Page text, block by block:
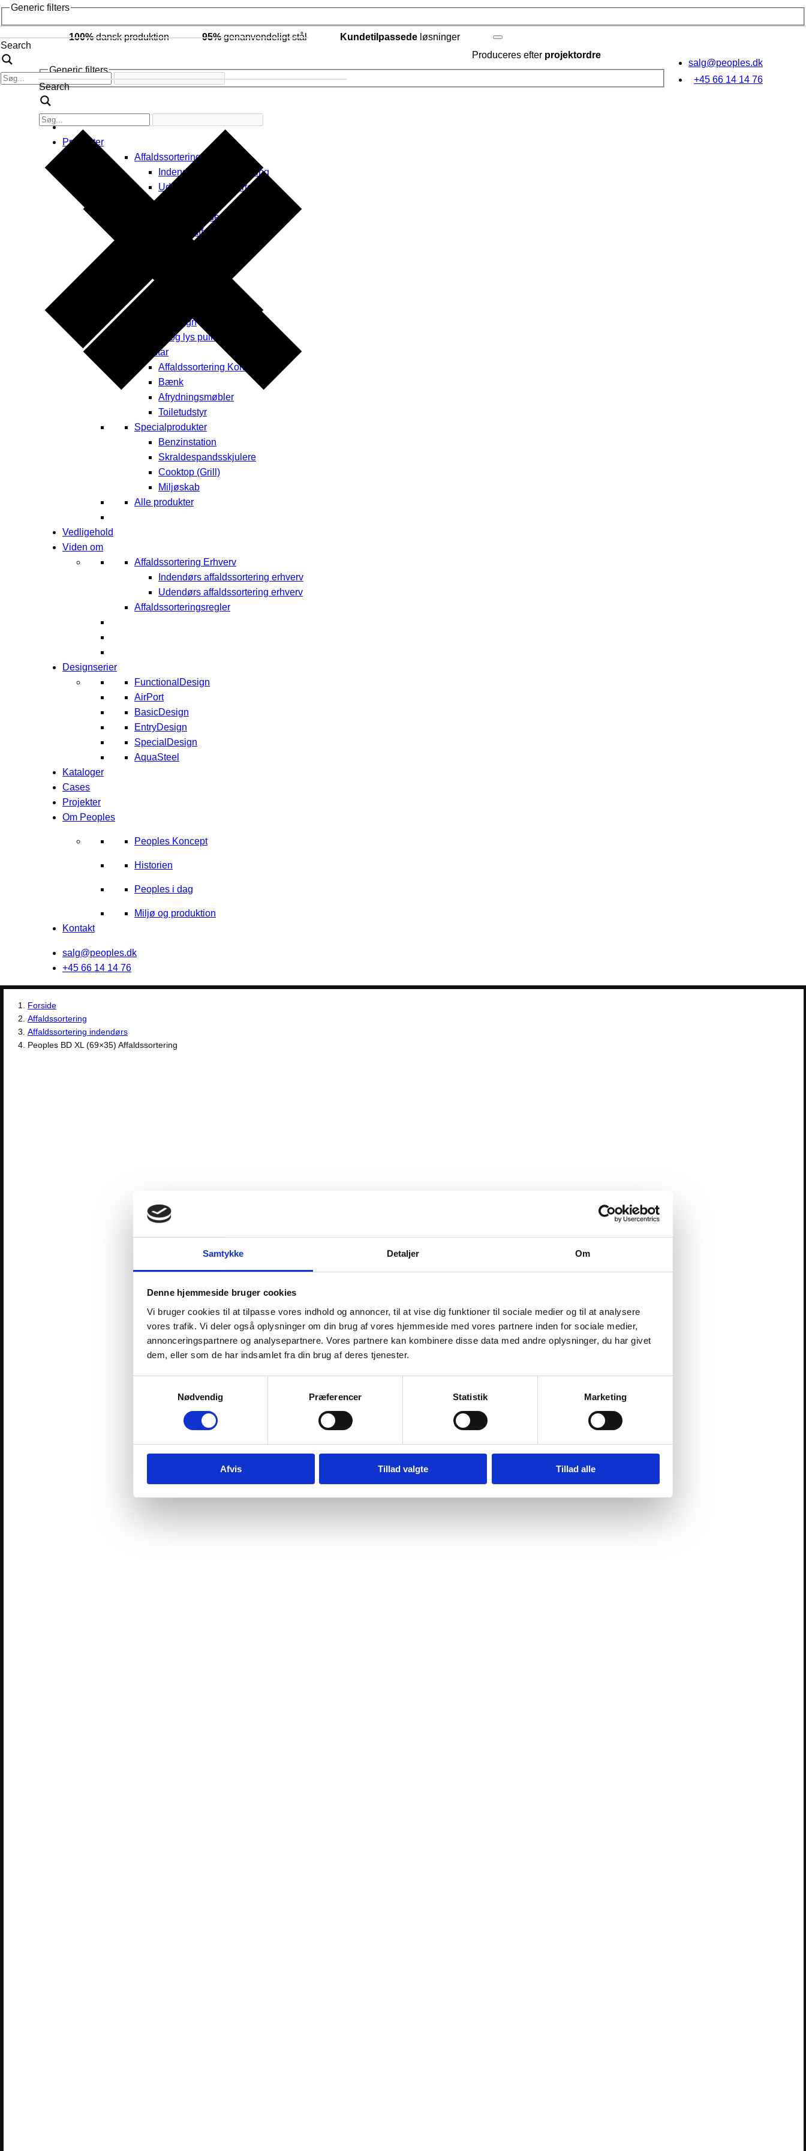
Samtykke Detaljer Om
Denne hjemmeside bruger cookies
Vi bruger cookies til at tilpasse vores indhold og annoncer, til at vise dig funktioner til sociale medier og til at analysere
vores trafik. Vi deler også oplysninger om din brug af vores hjemmeside med vores partnere inden for sociale medier,
annonceringspartnere og analysepartnere. Vores partnere kan kombinere disse data med andre oplysninger, du har givet
dem, eller som de har indsamlet fra din brug af deres tjenester.
Nødvendig
Præferencer Statistik Marketing
Afvis Tillad valgte Tillad alle
Search
Generic filters
100%dansk produktion 95%genanvendeligt stål Kundetilpassede løsninger
Produceres efter projektordre
salg@peoples.dk
+45 66 14 14 76
Search
Generic filters
Produkter
Affaldssortering
Indendørs affaldssortering
Udendørs affaldssortering
Byrumsinventar
Affaldsspande
Byrums affaldssortering
Fodhegn
El og lys pullerter
Inventar
Affaldssortering Kontor
Bænk
Afrydningsmøbler
Toiletudstyr
Specialprodukter
Benzinstation
Skraldespandsskjulere
Cooktop (Grill)
Miljøskab
Alle produkter
Vedligehold
Viden om
Affaldssortering Erhverv
Indendørs affaldssortering erhverv
Udendørs affaldssortering erhverv
Affaldssorteringsregler
Designserier
FunctionalDesign
AirPort
BasicDesign
EntryDesign
SpecialDesign
AquaSteel
Kataloger
Cases
Projekter
Om Peoples
Peoples Koncept
Historien
Peoples i dag
Miljø og produktion
Kontakt
salg@peoples.dk
+45 66 14 14 76
Forside
Affaldssortering
Affaldssortering indendørs
Peoples BD XL (69×35) Affaldssortering